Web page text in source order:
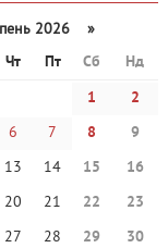
2026 »
Чт Пт Сб
Нд
1
2
6 7 8
9
13 14 15
16
20 21 22
23
27 28 29
30